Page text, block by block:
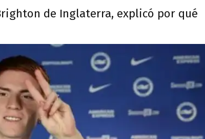
de Inglaterra, explicó por qué